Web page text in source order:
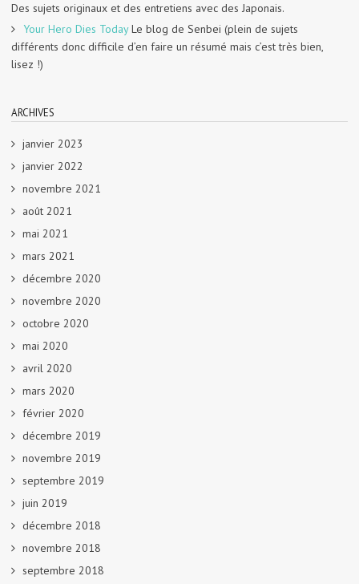
Des sujets originaux et des entretiens avec des Japonais.
Your Hero Dies TodayLe blog de Senbei (plein de sujets
différents donc difficile d’en faire un résumé mais c’est très bien,
lisez !)
ARCHIVES
janvier 2023
janvier 2022
novembre 2021
août 2021
mai 2021
mars 2021
décembre 2020
novembre 2020
octobre 2020
mai 2020
avril 2020
mars 2020
février 2020
décembre 2019
novembre 2019
septembre 2019
juin 2019
décembre 2018
novembre 2018
septembre 2018